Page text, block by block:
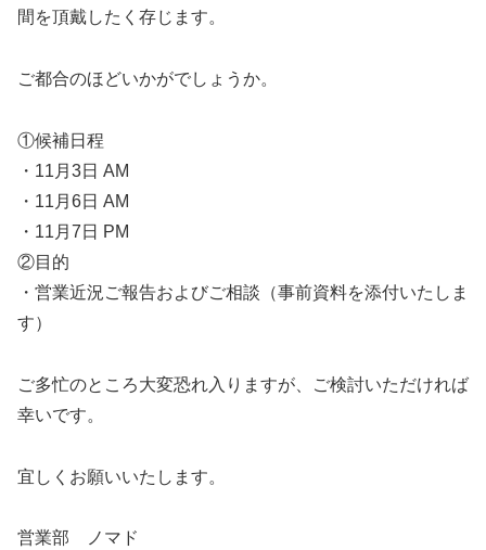
間を頂戴したく存じます。
ご都合のほどいかがでしょうか。
①候補日程
・11月3日 AM
・11月6日 AM
・11月7日 PM
②目的
・営業近況ご報告およびご相談（事前資料を添付いたしま
す）
ご多忙のところ大変恐れ入りますが、ご検討いただければ
幸いです。
宜しくお願いいたします。
営業部 ノマド